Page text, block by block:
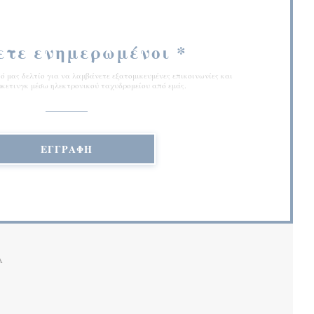
ενημερωμένοι *
μας δελτίο για να λαμβάνετε εξατομικευμένες επικοινωνίες και
μέσω ηλεκτρονικού ταχυδρομείου από εμάς.
ΕΓΓΡΑΦΉ
ΣΕ ΝΈΟ ΠΑΡΆΘΥΡΟ))